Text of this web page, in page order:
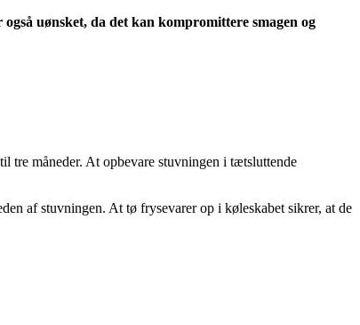
uønsket, da det kan kompromittere smagen og
tre måneder. At opbevare stuvningen i tætsluttende
af stuvningen. At tø frysevarer op i køleskabet sikrer, at de